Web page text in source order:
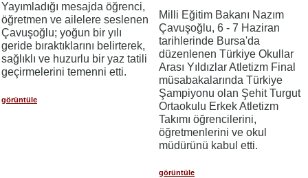
Yayımladığı mesajda öğrenci,
öğretmen ve ailelere seslenen
Çavuşoğlu; yoğun bir yılı
geride bıraktıklarını belirterek,
sağlıklı ve huzurlu bir yaz tatili
geçirmelerini temenni etti.
görüntüle
Milli Eğitim Bakanı Nazım
Çavuşoğlu, 6 - 7 Haziran
tarihlerinde Bursa'da
düzenlenen Türkiye Okullar
Arası Yıldızlar Atletizm Final
müsabakalarında Türkiye
Şampiyonu olan Şehit Turgut
Ortaokulu Erkek Atletizm
Takımı öğrencilerini,
öğretmenlerini ve okul
müdürünü kabul etti.
görüntüle